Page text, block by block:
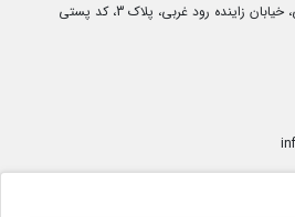
آدرس: ملاصدرا، خیابان شیرازی شمالی، خیابان زاینده رود غربی، پلاک 3، کد پستی